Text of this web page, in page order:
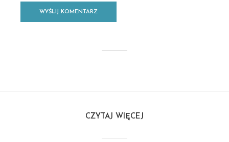
CZYTAJ WIĘCEJ